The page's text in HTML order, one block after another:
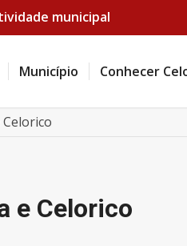
municipal
Município Conhecer
e Celorico